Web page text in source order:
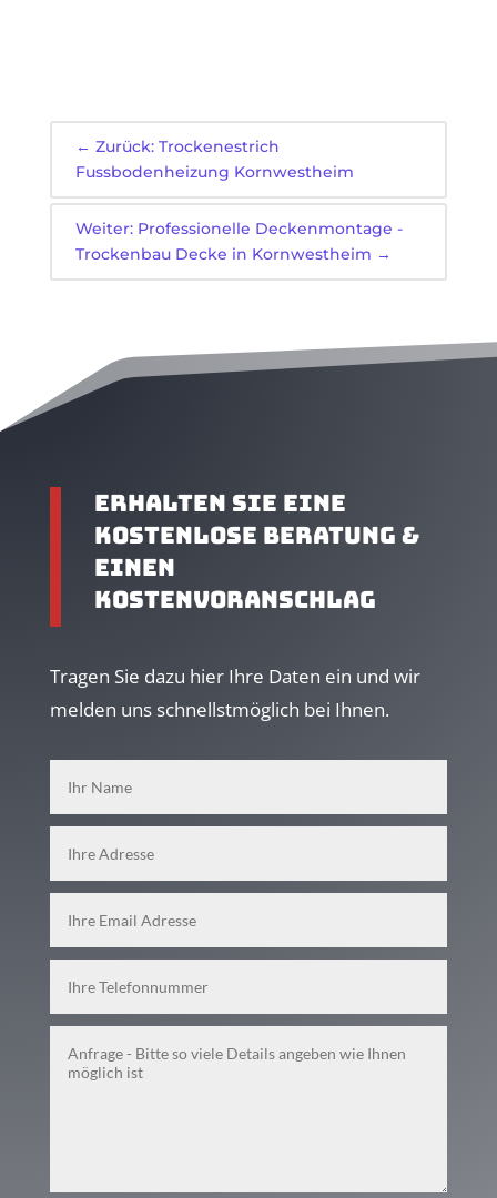
← Zurück: Trockenestrich
Fussbodenheizung Kornwestheim
Weiter: Professionelle Deckenmontage -
Trockenbau Decke in Kornwestheim →
Erhalten Sie eine
kostenlose Beratung &
einen
Kostenvoranschlag
Tragen Sie dazu hier Ihre Daten ein und wir
melden uns schnellstmöglich bei Ihnen.